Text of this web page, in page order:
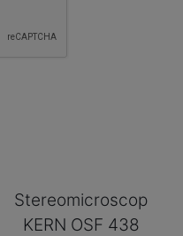
Stereomicroscop
KERN OSF 438